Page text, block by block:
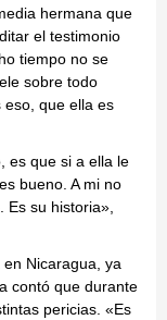
hermana que
el testimonio
tiempo no se
sobre todo
eso, que ella es
es que si a ella le
bueno. A mi no
Es su historia»,
Nicaragua, ya
contó que durante
pericias. «Es